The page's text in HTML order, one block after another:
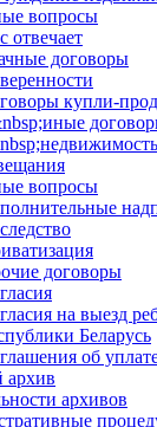
вопросы
отвечает
договоры
купли-
вопросы
договоры
на выезд
Беларусь
об
архив
архивов